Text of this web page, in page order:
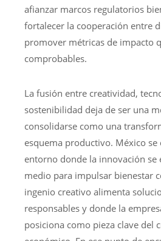
afianzar marcos regulatorios
fortalecer la cooperación entre
promover métricas de impacto
comprobables.
La fusión entre creatividad,
sostenibilidad deja de ser una
consolidarse como una
esquema productivo. México se
entorno donde la innovación se
medio para impulsar bienestar
ingenio creativo alimenta
responsables y donde la
posiciona como pieza clave del